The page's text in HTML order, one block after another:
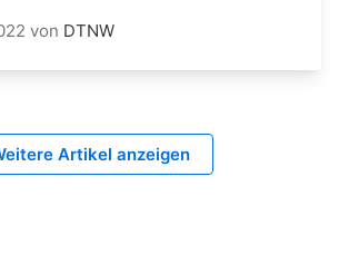
von DTNW
Artikel anzeigen